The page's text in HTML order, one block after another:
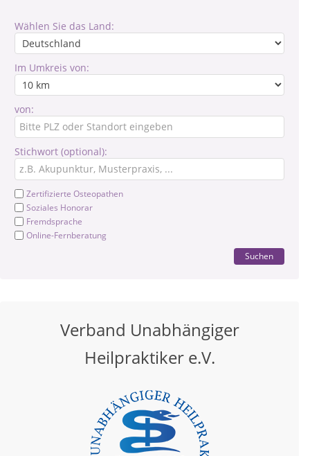
Wählen Sie das Land:
Im Umkreis von:
von:
Stichwort (optional):
Zertifizierte Osteopathen
Soziales Honorar
Fremdsprache
Online-Fernberatung
Suchen
Verband Unabhängiger
Heilpraktiker e.V.